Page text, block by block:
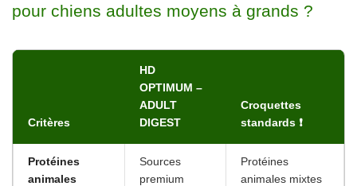
pour chiens adultes moyens à grands ?
Critères
HD
OPTIMUM –
ADULT
DIGEST
Croquettes
standards ❗
Protéines
animales
Sources
premium
Protéines
animales mixtes